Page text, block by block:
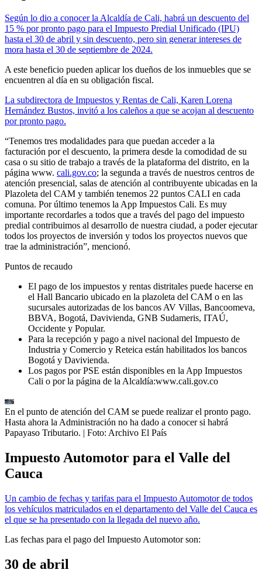
Según lo dio a conocer la Alcaldía de Cali, habrá un descuento del
15 % por pronto pago para el Impuesto Predial Unificado (IPU)
hasta el 30 de abril y sin descuento, pero sin generar intereses de
mora hasta el 30 de septiembre de 2024.
A este beneficio pueden aplicar los dueños de los inmuebles que se
encuentren al día en su obligación fiscal.
La subdirectora de Impuestos y Rentas de Cali, Karen Lorena
Hernández Bustos, invitó a los caleños a que se acojan al descuento
por pronto pago.
“Tenemos tres modalidades para que puedan acceder a la
facturación por el descuento, la primera desde la comodidad de su
casa o su sitio de trabajo a través de la plataforma del distrito, en la
página www. cali.gov.co; la segunda a través de nuestros centros de
atención presencial, salas de atención al contribuyente ubicadas en la
Plazoleta del CAM y también tenemos 22 puntos CALI en cada
comuna. Por último tenemos la App Impuestos Cali. Es muy
importante recordarles a todos que a través del pago del impuesto
predial contribuimos al desarrollo de nuestra ciudad, a poder ejecutar
todos los proyectos de inversión y todos los proyectos nuevos que
trae la administración”, mencionó.
Puntos de recaudo
El pago de los impuestos y rentas distritales puede hacerse en
el Hall Bancario ubicado en la plazoleta del CAM o en las
sucursales autorizadas de los bancos AV Villas, Bancoomeva,
BBVA, Bogotá, Davivienda, GNB Sudameris, ITAÚ,
Occidente y Popular.
Para la recepción y pago a nivel nacional del Impuesto de
Industria y Comercio y Reteica están habilitados los bancos
Bogotá y Davivienda.
Los pagos por PSE están disponibles en la App Impuestos
Cali o por la página de la Alcaldía:www.cali.gov.co
En el punto de atención del CAM se puede realizar el pronto pago.
Hasta ahora la Administración no ha dado a conocer si habrá
Papayaso Tributario. | Foto: Archivo El País
Impuesto Automotor para el Valle del
Cauca
Un cambio de fechas y tarifas para el Impuesto Automotor de todos
los vehículos matriculados en el departamento del Valle del Cauca es
el que se ha presentado con la llegada del nuevo año.
Las fechas para el pago del Impuesto Automotor son:
30 de abril